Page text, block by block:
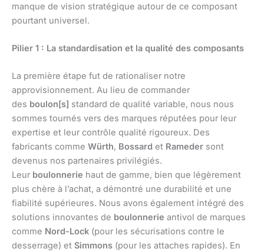
manque de vision stratégique autour de ce composant
pourtant universel.
Pilier 1 : La standardisation et la qualité des composants
La première étape fut de rationaliser notre
approvisionnement. Au lieu de commander
des boulon[s] standard de qualité variable, nous nous
sommes tournés vers des marques réputées pour leur
expertise et leur contrôle qualité rigoureux. Des
fabricants comme Würth, Bossard et Rameder sont
devenus nos partenaires privilégiés.
Leur boulonnerie haut de gamme, bien que légèrement
plus chère à l’achat, a démontré une durabilité et une
fiabilité supérieures. Nous avons également intégré des
solutions innovantes de boulonnerie antivol de marques
comme Nord-Lock (pour les sécurisations contre le
desserrage) et Simmons (pour les attaches rapides). En